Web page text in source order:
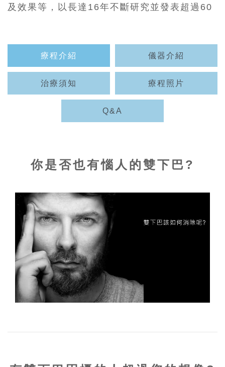
及效果等，以長達16年不斷研究並發表超過60
，透過-11度恆溫控制的專利探頭，在一小時
胞，讓脂肪細胞凋亡。
根據臨床研究報告，單一次治療約可減少治療
部位25%脂肪層厚度，隨著人體自然代謝, 在術
術較審慎評估的患者，COOLSCULPTING 酷
療程介紹 儀器介紹
治療須知 療程照片
Q&A
你是否也有惱人的雙下巴?